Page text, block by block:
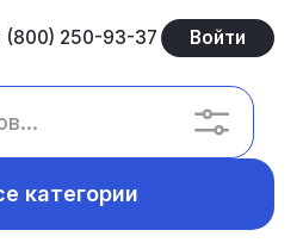
(800) 250-93-37 Войти
категории